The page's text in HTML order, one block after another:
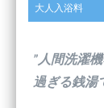
大人入浴料
”人間洗濯
過ぎる銭湯